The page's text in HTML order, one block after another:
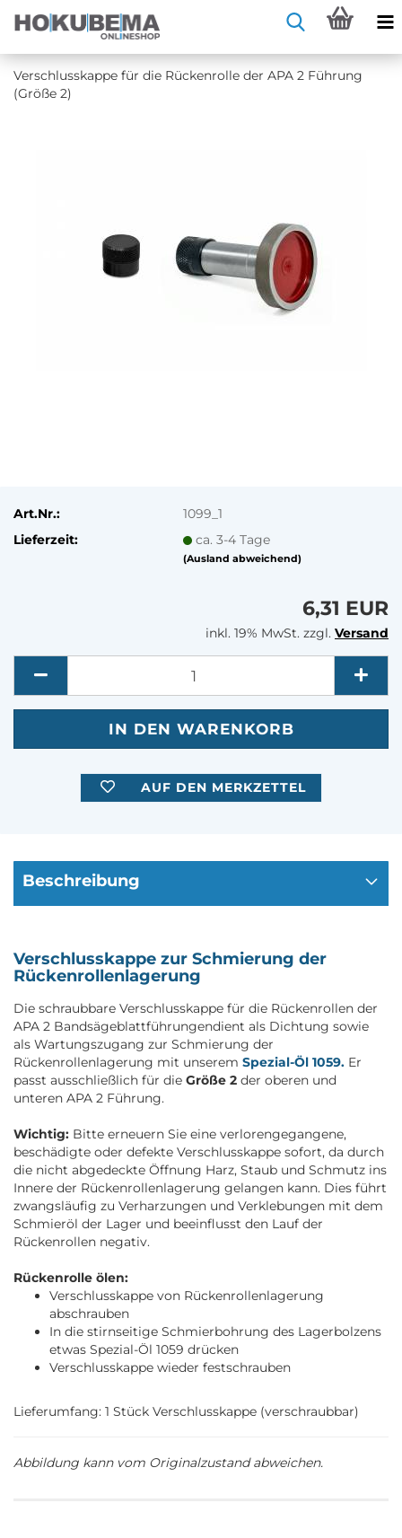
Ver­schluss­kap­pe für die Rü­cken­rol­le der APA 2 Füh­rung
(Größe 2)
Art.Nr.:
1099_1
Lieferzeit:
ca. 3-4 Tage
(Ausland abweichend)
6,31 EUR
inkl. 19% MwSt. zzgl. Versand
AUF DEN MERKZETTEL
Beschreibung
Verschlusskappe zur Schmierung der
Rückenrollenlagerung
Die schraubbare Verschlusskappe für die Rückenrollen der
APA 2 Bandsägeblattführungendient als Dichtung sowie
als Wartungszugang zur Schmierung der
Rückenrollenlagerung mit unserem Spezial-Öl 1059. Er
passt ausschließlich für die Größe 2 der oberen und
unteren APA 2 Führung.
Wichtig: Bitte erneuern Sie eine verlorengegangene,
beschädigte oder defekte Verschlusskappe sofort, da durch
die nicht abgedeckte Öffnung Harz, Staub und Schmutz ins
Innere der Rückenrollenlagerung gelangen kann. Dies führt
zwangsläufig zu Verharzungen und Verklebungen mit dem
Schmieröl der Lager und beeinflusst den Lauf der
Rückenrollen negativ.
Rückenrolle ölen:
Verschlusskappe von Rückenrollenlagerung
abschrauben
In die stirnseitige Schmierbohrung des Lagerbolzens
etwas Spezial-Öl 1059 drücken
Verschlusskappe wieder festschrauben
Lieferumfang: 1 Stück Verschlusskappe (verschraubbar)
Abbildung kann vom Originalzustand abweichen.